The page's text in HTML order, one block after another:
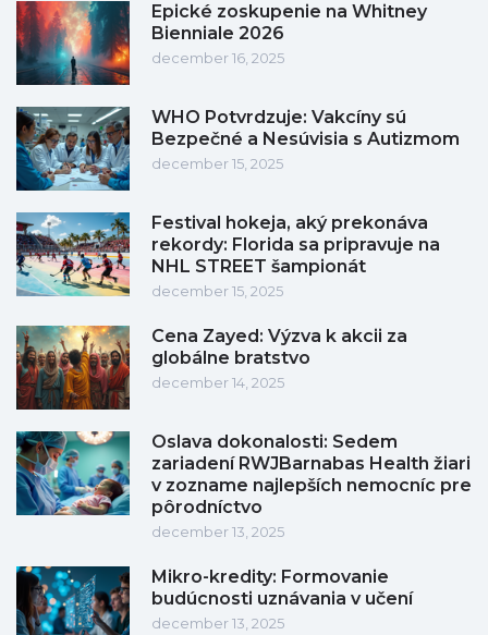
Epické zoskupenie na Whitney
Bienniale 2026
december 16, 2025
WHO Potvrdzuje: Vakcíny sú
Bezpečné a Nesúvisia s Autizmom
december 15, 2025
Festival hokeja, aký prekonáva
rekordy: Florida sa pripravuje na
NHL STREET šampionát
december 15, 2025
Cena Zayed: Výzva k akcii za
globálne bratstvo
december 14, 2025
Oslava dokonalosti: Sedem
zariadení RWJBarnabas Health žiari
v zozname najlepších nemocníc pre
pôrodníctvo
december 13, 2025
Mikro-kredity: Formovanie
budúcnosti uznávania v učení
december 13, 2025